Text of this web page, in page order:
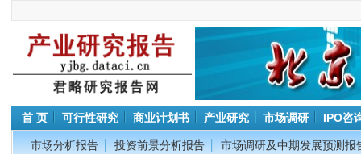
首 页 可行性研究 商业计划书 产业研究 市场调研 IPO咨
市场分析报告 投资前景分析报告 市场调研及中期发展预测报